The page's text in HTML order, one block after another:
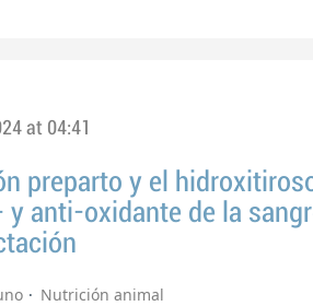
at 04:41
preparto y el
anti-oxidante de la
Nutrición animal